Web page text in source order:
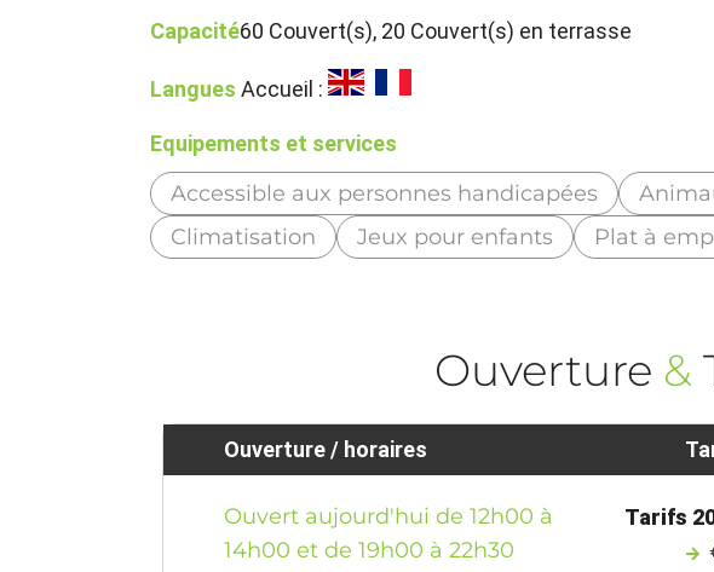
Capacité60 Couvert(s), 20 Couvert(s) en terrasse
Langues Accueil :
Equipements et services
Accessible aux personnes handicapées
Climatisation
Jeux pour enfants Plat à
Ouverture &
Ouverture / horaires
Ouvert aujourd'hui de 12h00 à
14h00 et de 19h00 à 22h30
Tarifs